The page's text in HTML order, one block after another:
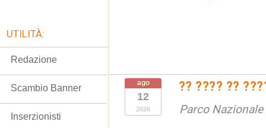
ago
12
2026
?? ???? ??
Parco
UTILITÀ:
Redazione
Scambio Banner
Inserzionisti